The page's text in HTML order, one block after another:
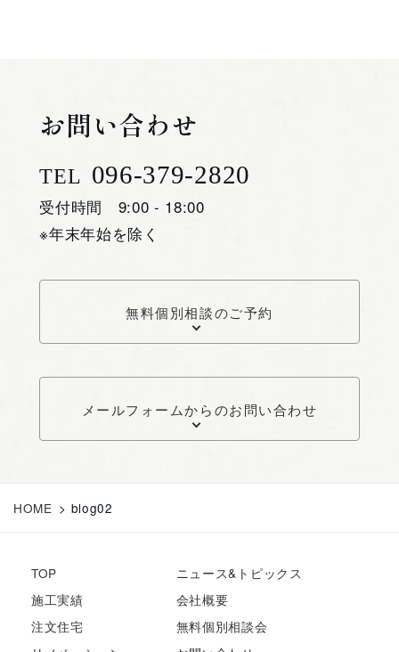
お問い合わせ
TEL 096-379-2820
受付時間 9:00 - 18:00
※年末年始を除く
無料個別相談のご予約
メールフォームからのお問い合わせ
HOME > blog02
TOP
施工実績
注文住宅
ニュース&トピックス
会社概要
無料個別相談会